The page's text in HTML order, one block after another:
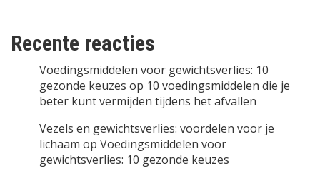
Recente reacties
Voedingsmiddelen voor gewichtsverlies: 10
gezonde keuzes op 10 voedingsmiddelen die je
beter kunt vermijden tijdens het afvallen
Vezels en gewichtsverlies: voordelen voor je
lichaam op Voedingsmiddelen voor
gewichtsverlies: 10 gezonde keuzes